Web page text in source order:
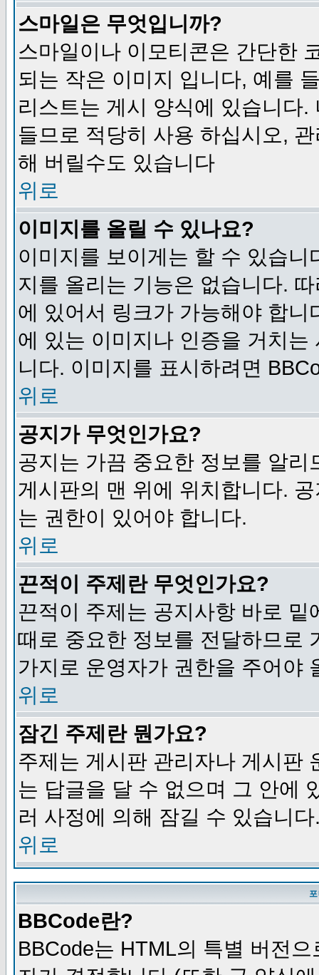
스마일은 무엇입니까?
스마일이나 이모티콘은 간단한
되는 작은 이미지 입니다, 예를
리스트는 게시 양식에 있습니다
들므로 적당히 사용 하십시오,
해 버릴수도 있습니다
위로
이미지를 올릴 수 있나요?
이미지를 보이게는 할 수 있습
지를 올리는 기능은 없습니다.
에 있어서 링크가 가능해야 합
에 있는 이미지나 인증을 거치
니다. 이미지를 표시하려면
위로
공지가 무엇인가요?
공지는 가끔 중요한 정보를 알
게시판의 맨 위에 위치합니다.
는 권한이 있어야 합니다.
위로
끈적이 주제란 무엇인가요?
끈적이 주제는 공지사항 바로
때로 중요한 정보를 전달하므로
가지로 운영자가 권한을 주어야
위로
잠긴 주제란 뭔가요?
주제는 게시판 관리자나 게시판
는 답글을 달 수 없으며 그 안에
러 사정에 의해 잠길 수 있습니다
위로
BBCode란?
BBCode는 HTML의 특별 버전